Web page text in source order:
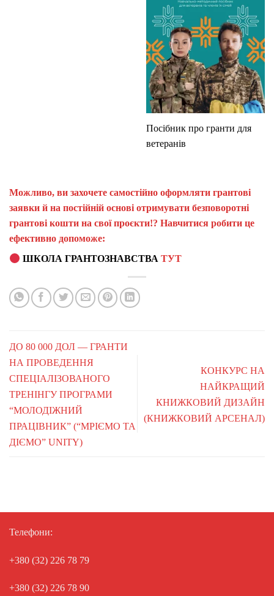
Посібник про гранти для
ветеранів
Можливо, ви захочете самостійно оформляти грантові
заявки й на постійній основі отримувати безповоротні
грантові кошти на свої проєкти!? Навчитися робити це
ефективно допоможе:
ШКОЛА ГРАНТОЗНАВСТВАТУТ
ДО 80 000 ДОЛ — ГРАНТИ
НА ПРОВЕДЕННЯ
СПЕЦІАЛІЗОВАНОГО
ТРЕНІНГУ ПРОГРАМИ
“МОЛОДІЖНИЙ
ПРАЦІВНИК” (“МРІЄМО ТА
ДІЄМО” UNITY)
КОНКУРС НА
НАЙКРАЩИЙ
КНИЖКОВИЙ ДИЗАЙН
(КНИЖКОВИЙ АРСЕНАЛ)
Телефони:
+380 (32) 226 78 79
+380 (32) 226 78 90